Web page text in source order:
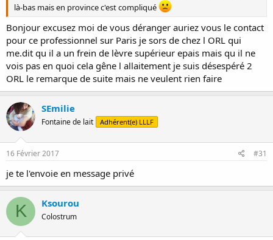
là-bas mais en province c'est compliqué
Bonjour excusez moi de vous déranger auriez vous le contact
pour ce professionnel sur Paris je sors de chez l ORL qui
me.dit qu il a un frein de lèvre supérieur epais mais qu il ne
vois pas en quoi cela gêne l allaitement je suis désespéré 2
ORL le remarque de suite mais ne veulent rien faire
SEmilie
Fontaine de lait Adhérent(e) LLLF
16 Février 2017 #31
je te l'envoie en message privé
K Ksourou
Colostrum